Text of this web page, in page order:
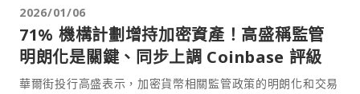
2026/01/06
71% 機構計劃增持加密資產！高盛稱監管
明朗化是關鍵、同步上調 Coinbase 評級
華爾街投行高盛表示，加密貨幣相關監管政策的明朗化和交易